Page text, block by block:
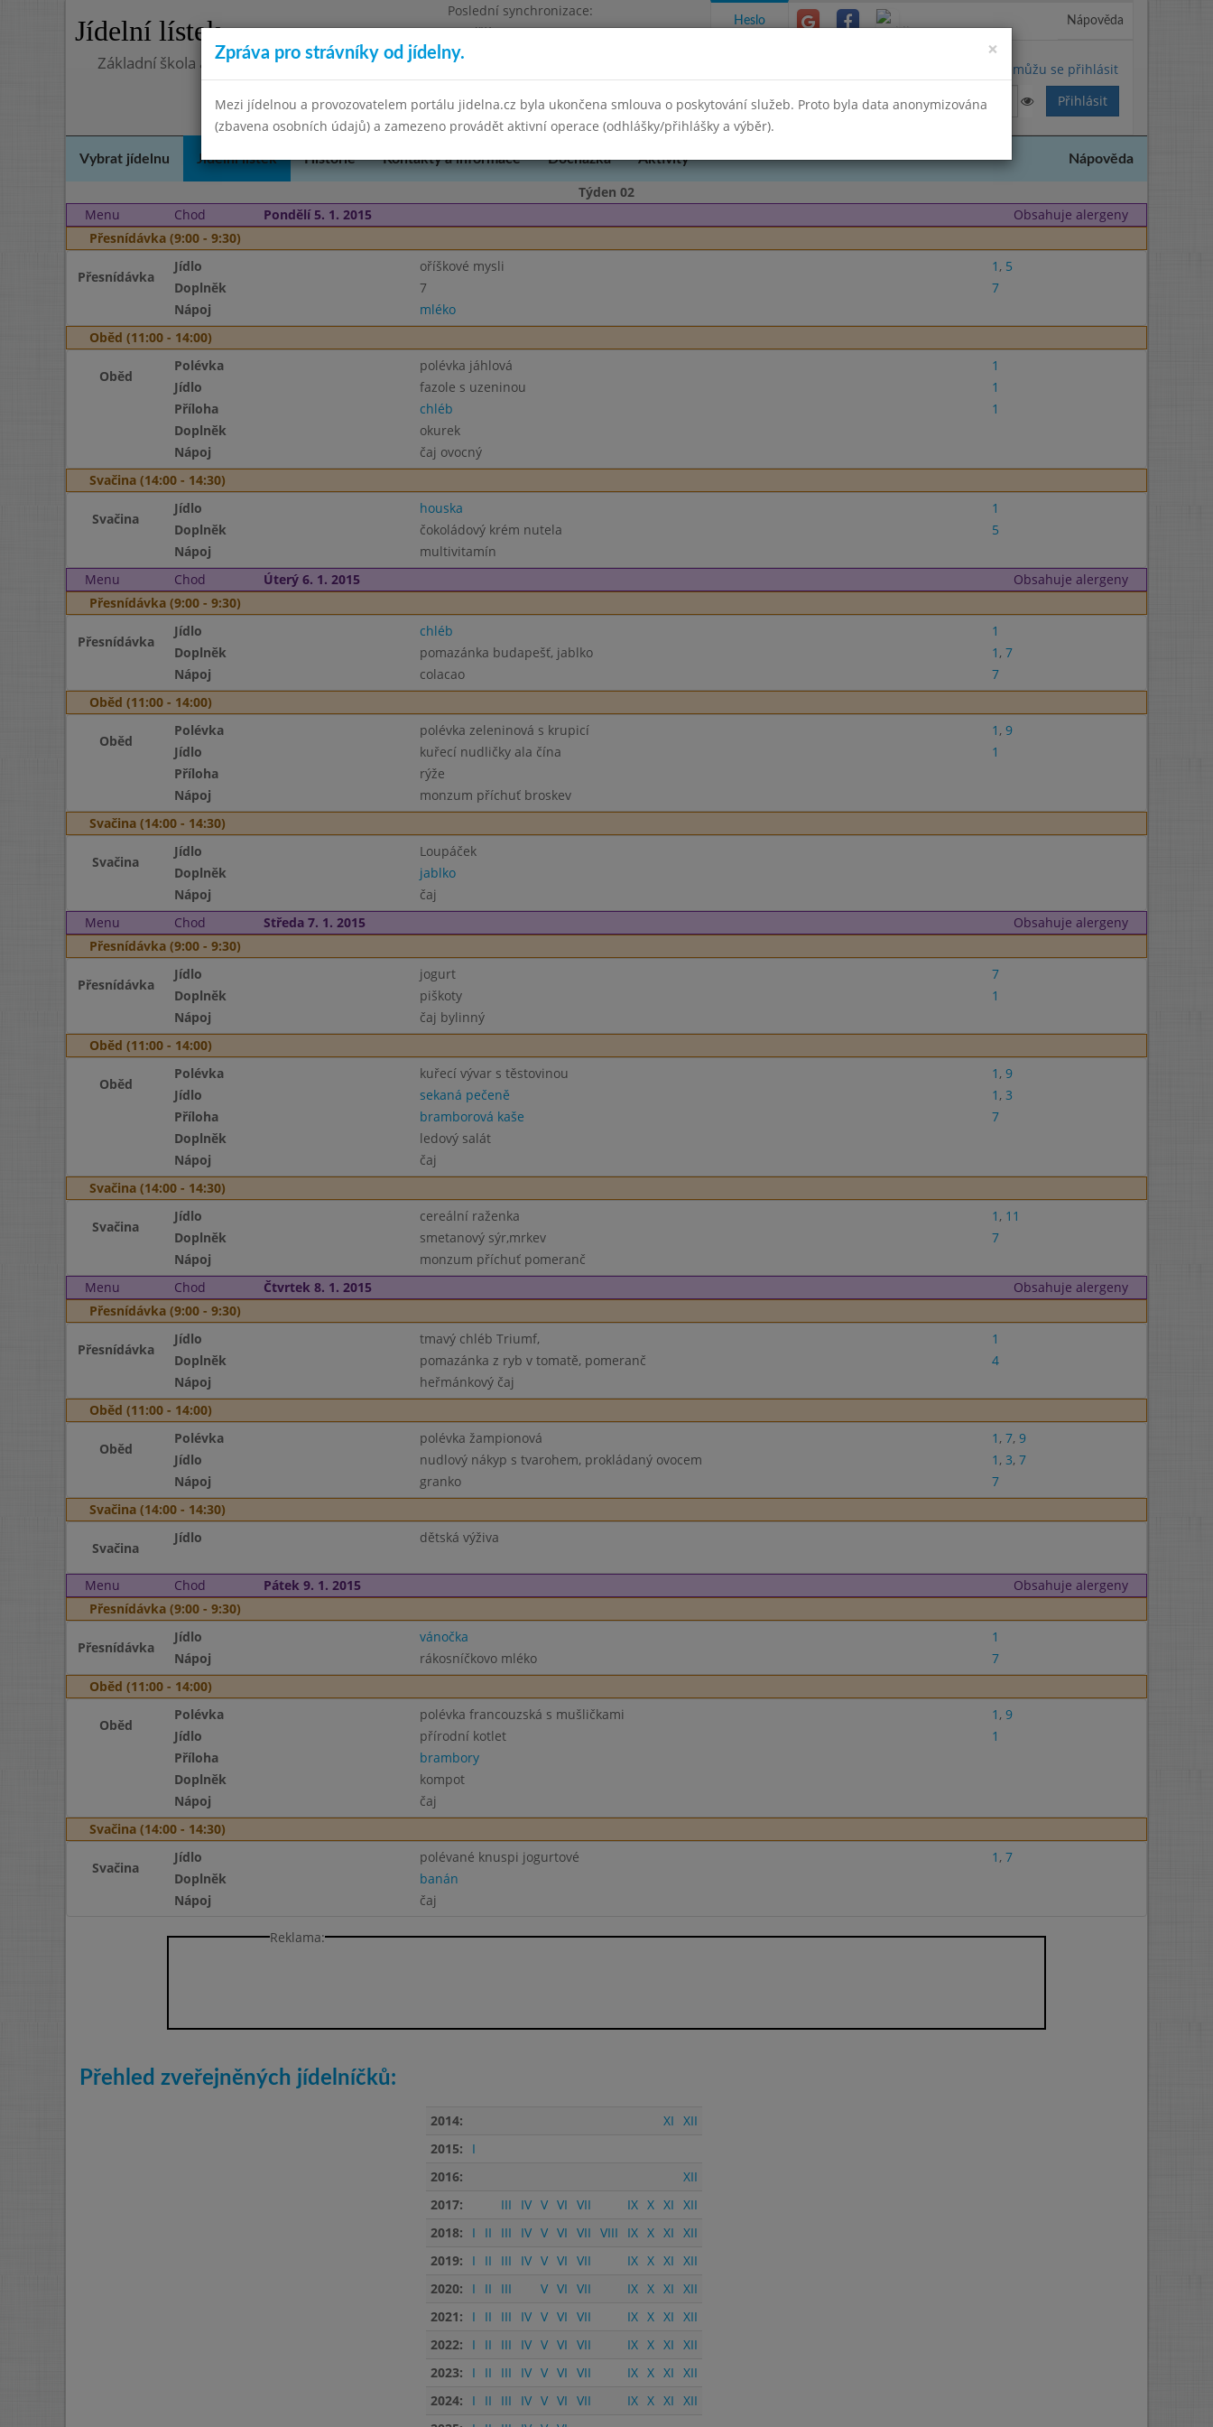
Jídelní lístek
Poslední synchronizace:
Pondělí 30.6.2025 15:21
Základní škola a Mateřská škola Telnice, okres Brno-venkov, příspěvková organizace
Heslo Nápověda
Nemůžu se přihlásit
Vybrat jídelnu Jídelní lístek Historie Kontakty a informace Docházka Aktivity Nápověda
Týden 02
Menu
Chod Pondělí 5. 1. 2015
Obsahuje alergeny
Přesnídávka (9:00 - 9:30)
Přesnídávka
Jídlo oříškové mysli 1 , 5
Doplněk
7
7
Nápoj
mléko
Oběd (11:00 - 14:00)
Oběd
Polévka polévka jáhlová
1
Jídlo
fazole s uzeninou
1
Příloha
chléb
1
Doplněk
okurek
Nápoj
čaj ovocný
Svačina (14:00 - 14:30)
Svačina
Jídlo houska
1
Doplněk
čokoládový krém nutela
5
Nápoj
multivitamín
Menu
Chod Úterý 6. 1. 2015
Obsahuje alergeny
Přesnídávka (9:00 - 9:30)
Přesnídávka
Jídlo chléb
1
Doplněk
pomazánka budapešť, jablko 1 , 7
Nápoj
colacao
7
Oběd (11:00 - 14:00)
Oběd
Polévka polévka zeleninová s krupicí 1 , 9
Jídlo
kuřecí nudličky ala čína
1
Příloha
rýže
Nápoj
monzum příchuť broskev
Svačina (14:00 - 14:30)
Svačina
Jídlo
Loupáček
Doplněk
jablko
Nápoj
čaj
Menu
Chod Středa 7. 1. 2015
Obsahuje alergeny
Přesnídávka (9:00 - 9:30)
Přesnídávka
Jídlo jogurt
7
Doplněk
piškoty
1
Nápoj
čaj bylinný
Oběd (11:00 - 14:00)
Oběd
Polévka kuřecí vývar s těstovinou 1 , 9
Jídlo
sekaná pečeně 1 , 3
Příloha
bramborová kaše
7
Doplněk
ledový salát
Nápoj
čaj
Svačina (14:00 - 14:30)
Svačina
Jídlo cereální raženka 1 , 11
Doplněk
smetanový sýr,mrkev
7
Nápoj
monzum příchuť pomeranč
Menu
Chod Čtvrtek 8. 1. 2015
Obsahuje alergeny
Přesnídávka (9:00 - 9:30)
Přesnídávka
Jídlo tmavý chléb Triumf,
1
Doplněk
pomazánka z ryb v tomatě, pomeranč
4
Nápoj
heřmánkový čaj
Oběd (11:00 - 14:00)
Oběd
Polévka polévka žampionová 1 , 7, 9
Jídlo
nudlový nákyp s tvarohem, prokládaný ovocem 1 , 3, 7
Nápoj
granko
7
Svačina (14:00 - 14:30)
Svačina
Jídlo dětská výživa
Menu Chod Pátek 9. 1. 2015
Obsahuje alergeny
Přesnídávka (9:00 - 9:30)
Přesnídávka
Jídlo vánočka
1
Nápoj
rákosníčkovo mléko
7
Oběd (11:00 - 14:00)
Oběd
Polévka polévka francouzská s mušličkami 1 , 9
Jídlo
přírodní kotlet
1
Příloha
brambory
Doplněk
kompot
Nápoj
čaj
Svačina (14:00 - 14:30)
Svačina
Jídlo polévané knuspi jogurtové 1 , 7
Doplněk
banán
Nápoj
čaj
Reklama:
Přehled zveřejněných jídelníčků:
2014: XI XII
2015:
I
2016:
XII
2017:
III IV V VI VII IX X XI XII
2018:
I II III IV V VI VII VIII IX X XI XII
2019:
I II III IV V VI VII IX X XI XII
2020:
I II III V VI VII IX X XI XII
2021:
I II III IV V VI VII IX X XI XII
2022:
I II III IV V VI VII IX X XI XII
2023:
I II III IV V VI VII IX X XI XII
2024:
I II III IV V VI VII IX X XI XII
×
Zpráva pro strávníky od jídelny.
Mezi jídelnou a provozovatelem portálu jidelna.cz byla ukončena smlouva o poskytování služeb. Proto byla data anonymizována
(zbavena osobních údajů) a zamezeno provádět aktivní operace (odhlášky/přihlášky a výběr).